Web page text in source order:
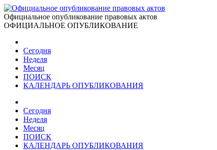
Официальное опубликование правовых актов
ОФИЦИАЛЬНОЕ ОПУБЛИКОВАНИЕ
Сегодня
Неделя
Месяц
ПОИСК
КАЛЕНДАРЬ ОПУБЛИКОВАНИЯ
Сегодня
Неделя
Месяц
ПОИСК
КАЛЕНДАРЬ ОПУБЛИКОВАНИЯ